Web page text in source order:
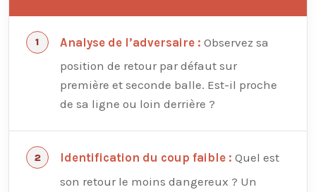
Analyse de l’adversaire : Observez sa
position de retour par défaut sur
première et seconde balle. Est-il proche
de sa ligne ou loin derrière ?
Identification du coup faible : Quel est
son retour le moins dangereux ? Un